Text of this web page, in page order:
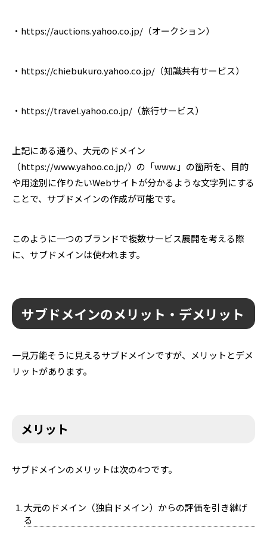
・https://auctions.yahoo.co.jp/（オークション）
・https://chiebukuro.yahoo.co.jp/（知識共有サービス）
・https://travel.yahoo.co.jp/（旅行サービス）
上記にある通り、大元のドメイン
（https://www.yahoo.co.jp/）の「www.」の箇所を、目的
や用途別に作りたいWebサイトが分かるような文字列にする
ことで、サブドメインの作成が可能です。
このように一つのブランドで複数サービス展開を考える際
に、サブドメインは使われます。
サブドメインのメリット・デメリット
一見万能そうに見えるサブドメインですが、メリットとデメ
リットがあります。
メリット
サブドメインのメリットは次の4つです。
大元のドメイン（独自ドメイン）からの評価を引き継げ
る